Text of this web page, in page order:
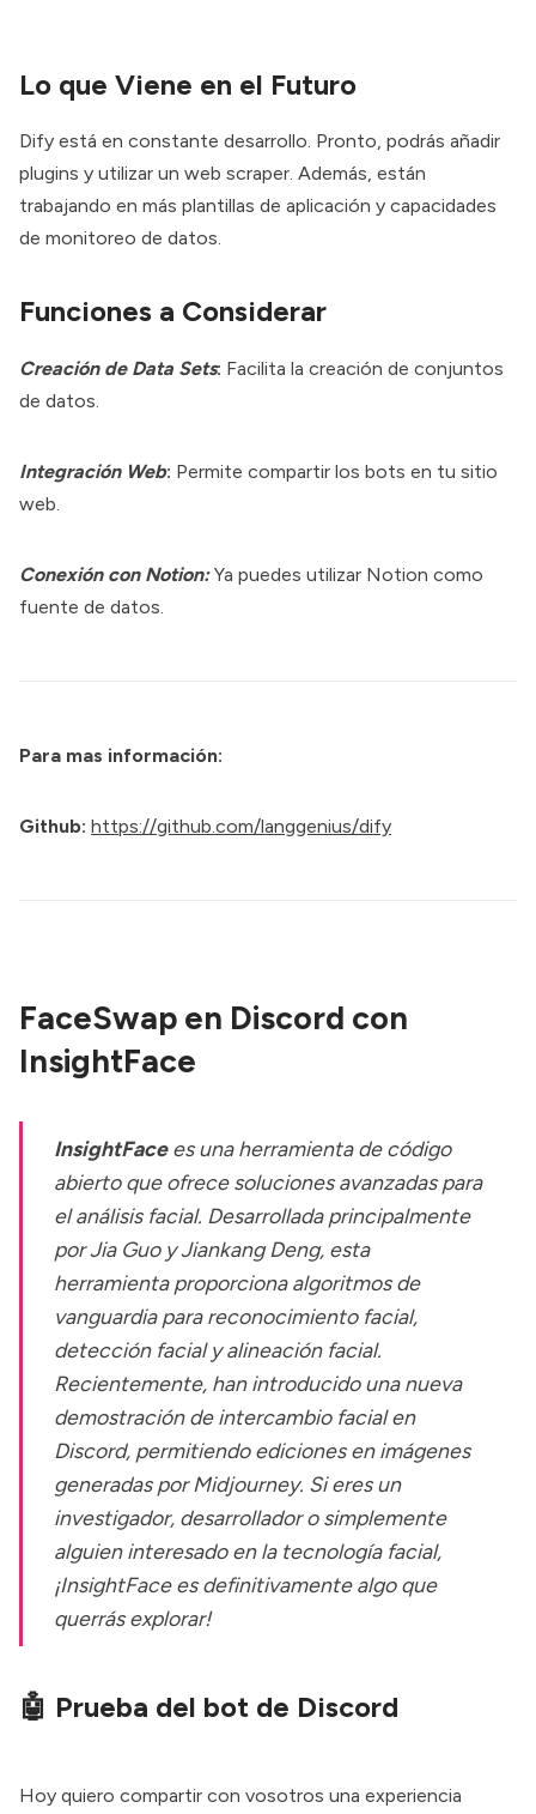
Lo que Viene en el Futuro
Dify está en constante desarrollo. Pronto, podrás añadir
plugins y utilizar un web scraper. Además, están
trabajando en más plantillas de aplicación y capacidades
de monitoreo de datos.
Funciones a Considerar
Creación de Data Sets: Facilita la creación de conjuntos
de datos.
Integración Web: Permite compartir los bots en tu sitio
web.
Conexión con Notion:Ya puedes utilizar Notion como
fuente de datos.
Para mas información:
Github: https://github.com/langgenius/dify
FaceSwap en Discord con
InsightFace
InsightFacees una herramienta de código
abierto que ofrece soluciones avanzadas para
el análisis facial. Desarrollada principalmente
por Jia Guo y Jiankang Deng, esta
herramienta proporciona algoritmos de
vanguardia para reconocimiento facial,
detección facial y alineación facial.
Recientemente, han introducido una nueva
demostración de intercambio facial en
Discord, permitiendo ediciones en imágenes
generadas por Midjourney. Si eres un
investigador, desarrollador o simplemente
alguien interesado en la tecnología facial,
¡InsightFace es definitivamente algo que
querrás explorar!
🤖 Prueba del bot de Discord
Hoy quiero compartir con vosotros una experiencia